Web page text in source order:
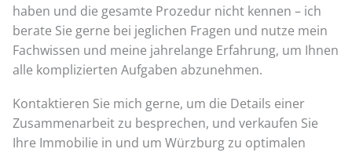
haben und die gesamte Prozedur nicht kennen – ich
berate Sie gerne bei jeglichen Fragen und nutze mein
Fachwissen und meine jahrelange Erfahrung, um Ihnen
alle komplizierten Aufgaben abzunehmen.
Kontaktieren Sie mich gerne, um die Details einer
Zusammenarbeit zu besprechen, und verkaufen Sie
Ihre Immobilie in und um Würzburg zu optimalen